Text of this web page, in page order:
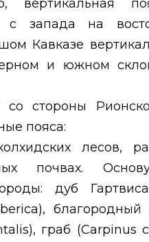
вертикальная
с запада на
Кавказе
и южном
стороны
пояса:
лесов,
почвах.
дуб
),
), граб (Carpinus